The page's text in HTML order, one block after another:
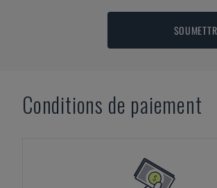
Conditions de paiement